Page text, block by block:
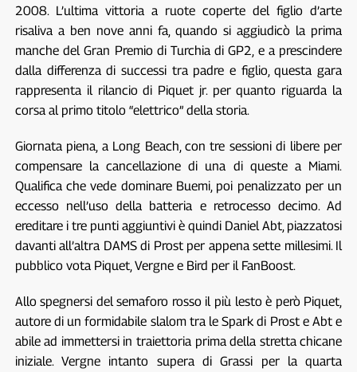
2008. L’ultima vittoria a ruote coperte del figlio d’arte
risaliva a ben nove anni fa, quando si aggiudicò la prima
manche del Gran Premio di Turchia di GP2, e a prescindere
dalla differenza di successi tra padre e figlio, questa gara
rappresenta il rilancio di Piquet jr. per quanto riguarda la
corsa al primo titolo “elettrico” della storia.
Giornata piena, a Long Beach, con tre sessioni di libere per
compensare la cancellazione di una di queste a Miami.
Qualifica che vede dominare Buemi, poi penalizzato per un
eccesso nell’uso della batteria e retrocesso decimo. Ad
ereditare i tre punti aggiuntivi è quindi Daniel Abt, piazzatosi
davanti all’altra DAMS di Prost per appena sette millesimi. Il
pubblico vota Piquet, Vergne e Bird per il FanBoost.
Allo spegnersi del semaforo rosso il più lesto è però Piquet,
autore di un formidabile slalom tra le Spark di Prost e Abt e
abile ad immettersi in traiettoria prima della stretta chicane
iniziale. Vergne intanto supera di Grassi per la quarta